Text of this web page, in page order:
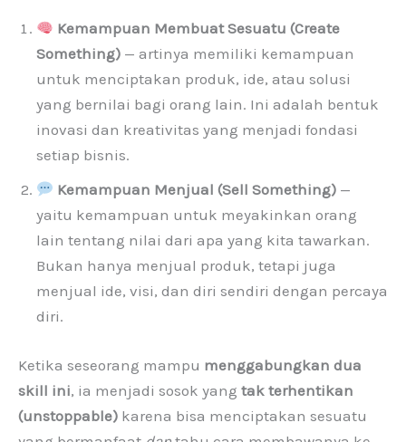
Kemampuan Membuat Sesuatu (Create
Something) — artinya memiliki kemampuan
untuk menciptakan produk, ide, atau solusi
yang bernilai bagi orang lain. Ini adalah bentuk
inovasi dan kreativitas yang menjadi fondasi
setiap bisnis.
Kemampuan Menjual (Sell Something) —
yaitu kemampuan untuk meyakinkan orang
lain tentang nilai dari apa yang kita tawarkan.
Bukan hanya menjual produk, tetapi juga
menjual ide, visi, dan diri sendiri dengan percaya
diri.
Ketika seseorang mampu menggabungkan dua
skill ini, ia menjadi sosok yang tak terhentikan
(unstoppable) karena bisa menciptakan sesuatu